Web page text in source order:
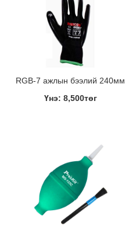
RGB-7 ажлын бээлий 240мм
Үнэ: 8,500төг